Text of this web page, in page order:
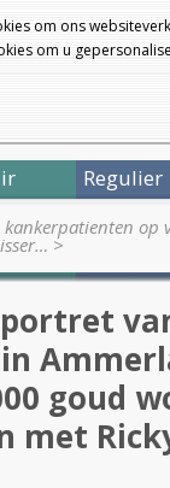
om ons
om u
Regulier
op
>
portret
goud
met